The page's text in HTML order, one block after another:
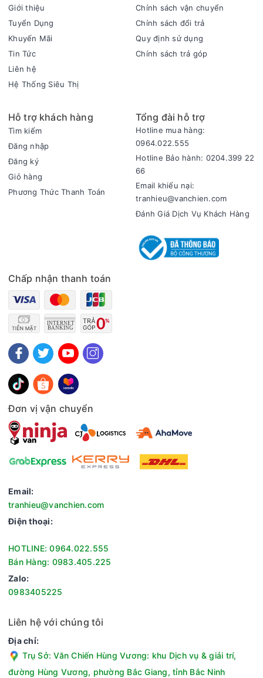
Quạt sưởi halogen Kangaroo KG1018C là thiết bị được lựa
chọn làm biện pháp sưởi ấm hiệu quả nhất mỗi khi đông đến,
Thông số kỹ thuật Đèn sưởi Kangaroo Halogen KG1018C
Loại quạt:Quạt sưởi đèn halogen
Công suất:400 - 800W
Tiện ích:Làm ấm không gian nhanh chóng 2-3 giây, Quạt
xoay trái phải, Công nghệ sưởi ấm không đốt oxy, Có tay
cầm thuận tiện khi di chuyển
Bảng điều khiển:Nút xoay
Kích thước, khối lượng:Ngang 34.5 cm - Cao 36 cm - Sâu
Năm ra mắt:2020
Hãng:Kangaroo.
Giới thiệu
Tuyển Dụng
Khuyến Mãi
Tin Tức
Liên hệ
Hệ Thống Siêu Thị
Chính sách vận chuyển
Chính sách đổi trả
Quy định sử dụng
Chính sách trả góp
Hỗ trợ khách hàng
Tìm kiếm
Đăng nhập
Đăng ký
Giỏ hàng
Phương Thức Thanh Toán
Tổng đài hỗ trợ
Hotline mua hàng:
0964.022.555
Hotline Bảo hành: 0204.399 22
66
Email khiếu nại:
tranhieu@vanchien.com
Đánh Giá Dịch Vụ Khách Hàng
Chấp nhận thanh toán
Đơn vị vận chuyển
Email:
tranhieu@vanchien.com
Điện thoại:
HOTLINE: 0964.022.555
Bán Hàng: 0983.405.225
Zalo:
0983405225
Liên hệ với chúng tôi
Địa chỉ:
Trụ Sở: Văn Chiến Hùng Vương: khu Dịch vụ & giải trí,
đường Hùng Vương, phường Bắc Giang, tỉnh Bắc Ninh